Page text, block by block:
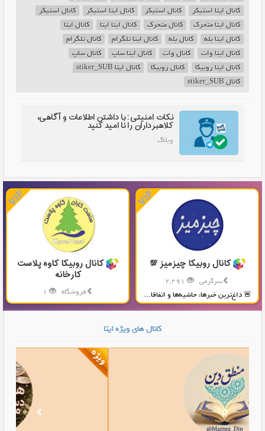
کانال ایتا استیکر
کانال استیکر کانال ایتا استیکر
کانال استیکر
کانال ایتا متحرک
کانال متحرک کانال ایتا ایتا
کانال ایتا
کانال ایتا بله
کانال بله کانال ایتا تلگرام
کانال تلگرام
کانال ایتا وات
کانال وات کانال ایتا ساپ
کانال ساپ
کانال ایتا روبیکا
کانال روبیکا
کانال ایتا stiker_SUB
کانال stiker_SUB
نکات امنیتی: با داشتن اطلاعات و آگاهی،
کلاهبرداران را نا امید کنید
وبلاگ
کانال روبیکا چیزمیز 💯
سرگرمی
🚨 داغ‌ترین خبرها، حاشیه‌ها و اتفاقا...
کانال روبیکا کاوه پلاست
کارخانه
فروشگاه
تولید و پخش محصولات پلاستیکی...
کانال های ویژه ایتا